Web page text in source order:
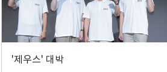
'제우스' 대박